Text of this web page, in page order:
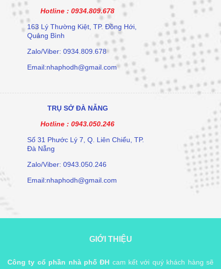
Hotline : 0934.809.678
163 Lý Thường Kiệt, TP. Đồng Hới,
Quảng Bình
Zalo/Viber: 0934.809.678
Email:nhaphodh@gmail.com
TRỤ SỞ ĐÀ NẴNG
Hotline : 0943.050.246
Số 31 Phước Lý 7, Q. Liên Chiểu, TP.
Đà Nẵng
Zalo/Viber: 0943.050.246
Email:nhaphodh@gmail.com
GIỚI THIỆU
Công ty cổ phần nhà phố ĐH cam kết với quý khách hàng sẽ